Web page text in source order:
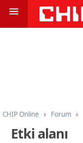
CHIP Online Forum
Etki alanı